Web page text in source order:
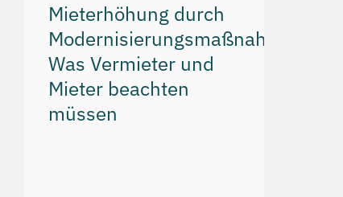
Mieterhöhung durch
Modernisierungsmaßnahmen:
Was Vermieter und
Mieter beachten
müssen